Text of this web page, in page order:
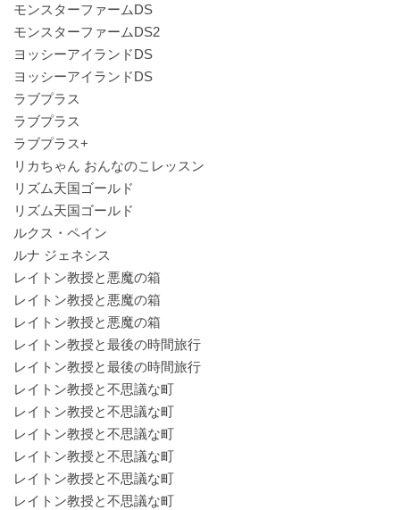
モンスターファームDS
モンスターファームDS2
ヨッシーアイランドDS
ヨッシーアイランドDS
ラブプラス
ラブプラス
ラブプラス+
リカちゃん おんなのこレッスン
リズム天国ゴールド
リズム天国ゴールド
ルクス・ペイン
ルナ ジェネシス
レイトン教授と悪魔の箱
レイトン教授と悪魔の箱
レイトン教授と悪魔の箱
レイトン教授と最後の時間旅行
レイトン教授と最後の時間旅行
レイトン教授と不思議な町
レイトン教授と不思議な町
レイトン教授と不思議な町
レイトン教授と不思議な町
レイトン教授と不思議な町
レイトン教授と不思議な町